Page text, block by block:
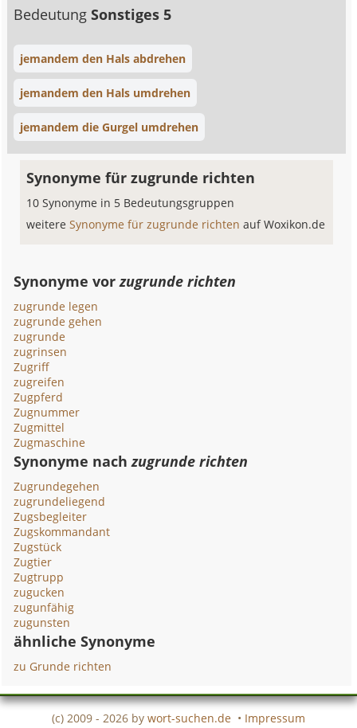
BedeutungSonstiges 5
jemandem den Hals abdrehen
jemandem den Hals umdrehen
jemandem die Gurgel umdrehen
Synonyme für zugrunde richten
10 Synonyme in 5 Bedeutungsgruppen
weitereSynonyme für zugrunde richtenauf Woxikon.de
Synonyme vorzugrunde richten
zugrunde legen
zugrunde gehen
zugrunde
zugrinsen
Zugriff
zugreifen
Zugpferd
Zugnummer
Zugmittel
Zugmaschine
Synonyme nachzugrunde richten
Zugrundegehen
zugrundeliegend
Zugsbegleiter
Zugskommandant
Zugstück
Zugtier
Zugtrupp
zugucken
zugunfähig
zugunsten
ähnliche Synonyme
zu Grunde richten
(c) 2009 - 2026 by wort-suchen.de • Impressum